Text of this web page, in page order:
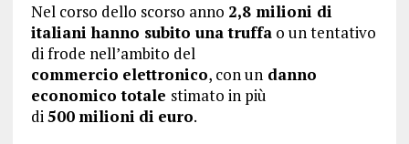
Nel corso dello scorso anno 2,8 milioni di
italiani hanno subito una truffao un tentativo
di frode nell’ambito del
commercio elettronico, con undanno
economico totale stimato in più
di500 milioni di euro.